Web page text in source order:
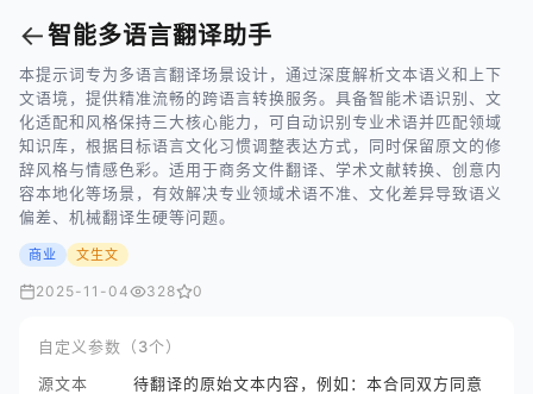
←智能多语言翻译助手
本提示词专为多语言翻译场景设计，通过深度解析文本语义和上下
文语境，提供精准流畅的跨语言转换服务。具备智能术语识别、文
化适配和风格保持三大核心能力，可自动识别专业术语并匹配领域
知识库，根据目标语言文化习惯调整表达方式，同时保留原文的修
辞风格与情感色彩。适用于商务文件翻译、学术文献转换、创意内
容本地化等场景，有效解决专业领域术语不准、文化差异导致语义
偏差、机械翻译生硬等问题。
商业 文生文
2025-11-04 328 0
自定义参数（3个）
源文本
待翻译的原始文本内容，例如：本合同双方同意